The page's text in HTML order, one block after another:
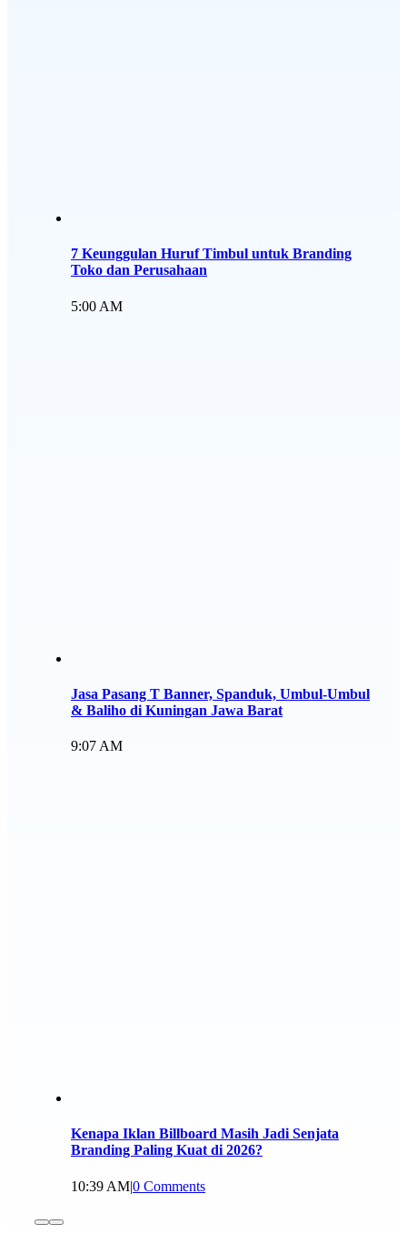
7 Keunggulan Huruf Timbul untuk Branding
Toko dan Perusahaan
5:00 AM
Jasa Pasang T Banner, Spanduk, Umbul-Umbul
& Baliho di Kuningan Jawa Barat
9:07 AM
Kenapa Iklan Billboard Masih Jadi Senjata
Branding Paling Kuat di 2026?
10:39 AM|0 Comments